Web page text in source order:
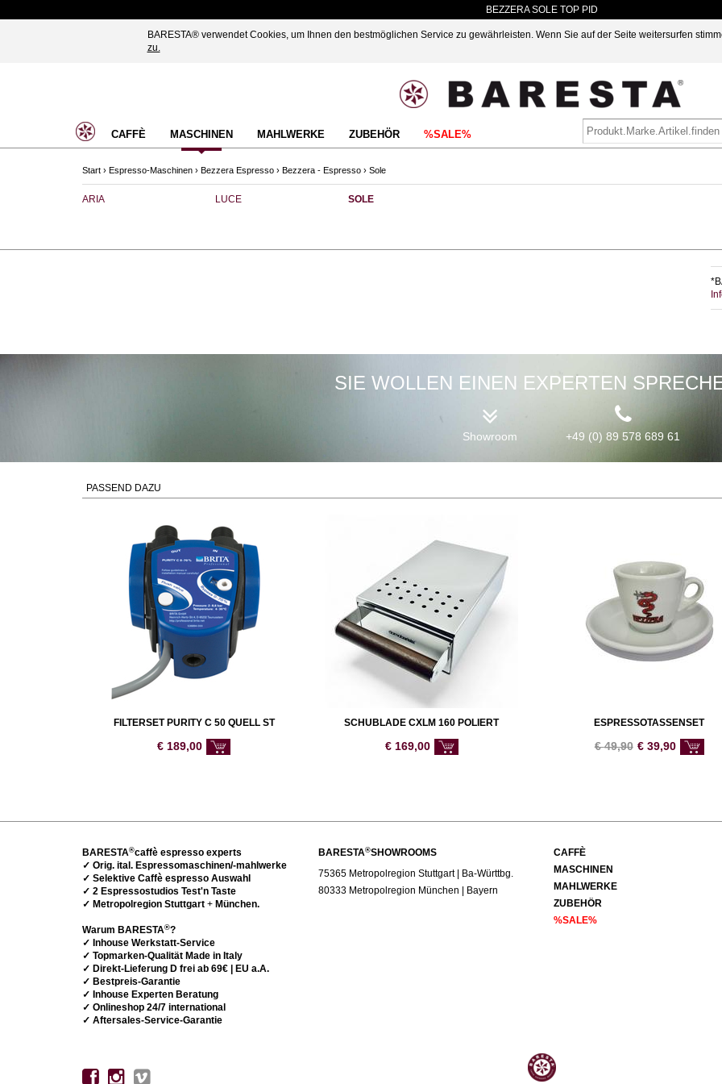
BARESTA® verwendet Cookies, um Ihnen den bestmöglichen Service zu gewährleisten. Wenn Sie auf der Seite weitersurfen
zu.
BEZZERA SOLE TOP PID
CAFFÈ MASCHINEN MAHLWERKE ZUBEHÖR %SALE%
Start › Espresso-Maschinen › Bezzera Espresso › Bezzera - Espresso › Sole
ARIA LUCE SOLE
SIE WOLLEN EINEN EXPERTEN
Showroom +49 (0) 89 578 689 61
PASSEND DAZU
FILTERSET PURITY C 50 QUELL ST
€189,00
SCHUBLADE CXLM 160 POLIERT
€ 169,00
ESPRESSOTASSENSET
€49,90 € 39,90
BARESTA®caffè espresso experts
✓ Orig. ital. Espressomaschinen/-mahlwerke
✓ Selektive Caffè espresso Auswahl
✓ 2 Espressostudios Test'n Taste
✓ Metropolregion Stuttgart + München.
Warum BARESTA®?
✓ Inhouse Werkstatt-Service
✓ Topmarken-Qualität Made in Italy
✓ Direkt-Lieferung D frei ab 69€ | EU a.A.
✓ Bestpreis-Garantie
✓ Inhouse Experten Beratung
✓ Onlineshop 24/7 international
✓ Aftersales-Service-Garantie
BARESTA®SHOWROOMS
75365 Metropolregion Stuttgart | Ba-Württbg.
80333 Metropolregion München | Bayern
CAFFÈ
MASCHINEN
MAHLWERKE
ZUBEHÖR
%SALE%